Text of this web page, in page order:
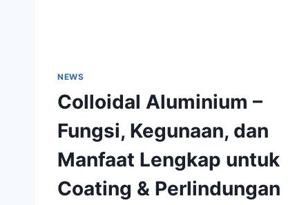
NEWS
Colloidal Aluminium –
Fungsi, Kegunaan, dan
Manfaat Lengkap untuk
Coating & Perlindungan